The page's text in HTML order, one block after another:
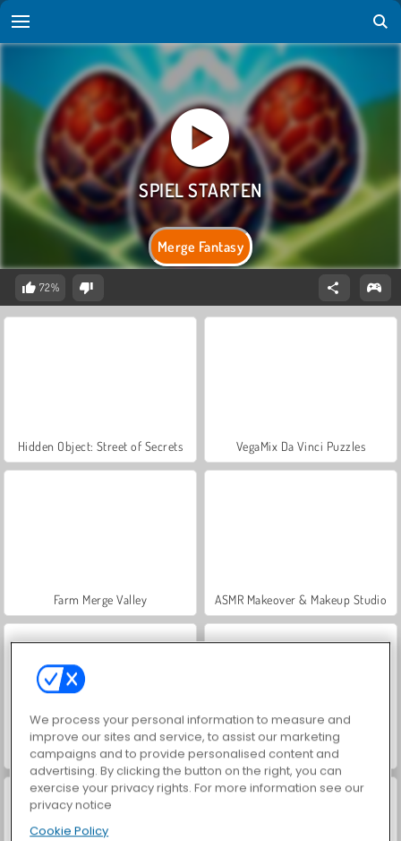
Merge Fantasy
72%
Hidden Object: Street of Secrets VegaMix Da Vinci Puzzles
Farm Merge Valley ASMR Makeover & Makeup Studio
World War 2 Shooter Let's Fish!
We process your personal information to measure and
improve our sites and service, to assist our marketing
campaigns and to provide personalised content and
advertising. By clicking the button on the right, you can
exercise your privacy rights. For more information see our
privacy notice
Cookie Policy